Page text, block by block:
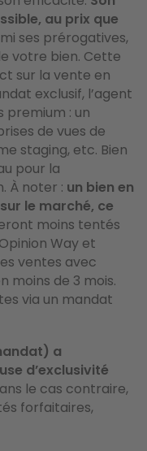
au prix que
ses prérogatives,
votre bien. Cette
sur la vente en
exclusif, l’agent
premium : un
de vues de
staging, etc. Bien
pour la
À noter : un bien en
le marché, ce
moins tentés
Way et
ventes avec
moins de 3 mois.
via un mandat
a
d’exclusivité
le cas contraire,
forfaitaires,